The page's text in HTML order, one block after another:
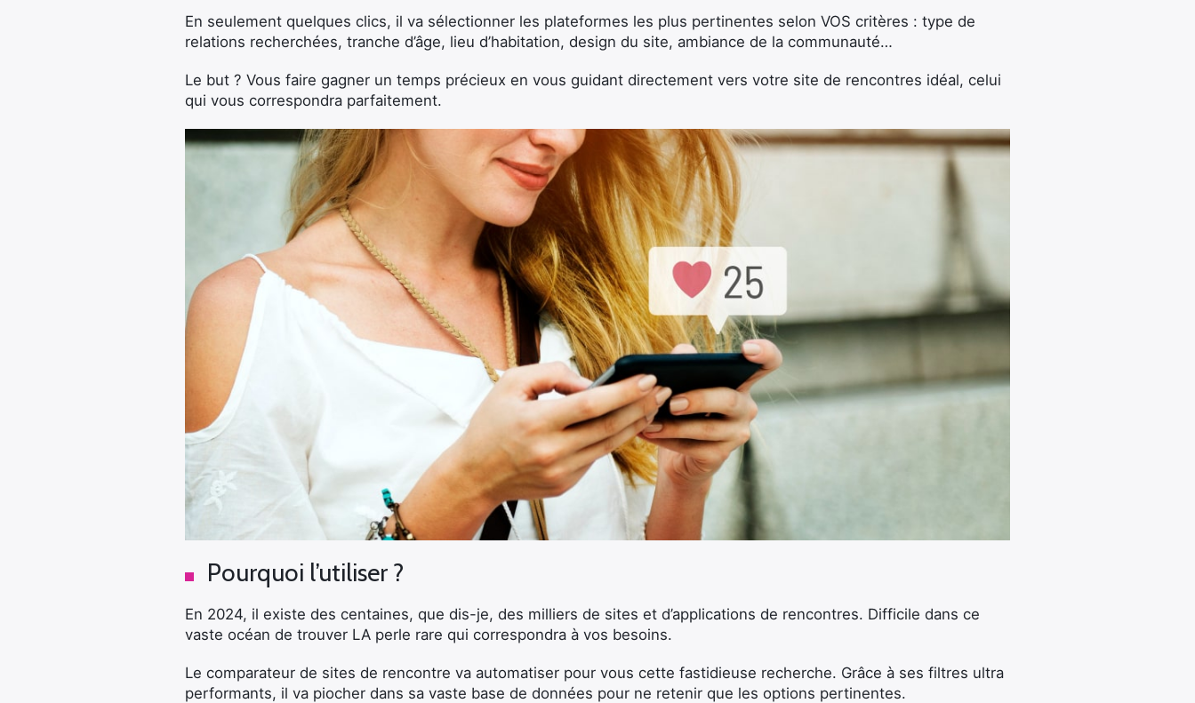
En seulement quelques clics, il va sélectionner les plateformes les plus pertinentes selon VOS critères : type de
relations recherchées, tranche d’âge, lieu d’habitation, design du site, ambiance de la communauté…
Le but ? Vous faire gagner un temps précieux en vous guidant directement vers votre site de rencontres idéal, celui
qui vous correspondra parfaitement.
Pourquoi l’utiliser ?
En 2024, il existe des centaines, que dis-je, des milliers de sites et d’applications de rencontres. Difficile dans ce
vaste océan de trouver LA perle rare qui correspondra à vos besoins.
Le comparateur de sites de rencontre va automatiser pour vous cette fastidieuse recherche. Grâce à ses filtres ultra
performants, il va piocher dans sa vaste base de données pour ne retenir que les options pertinentes.